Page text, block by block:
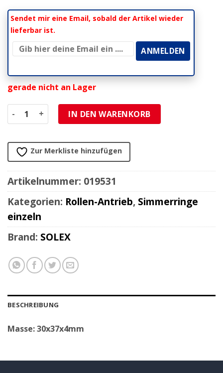
Sendet mir eine Email, sobald der Artikel wieder
lieferbar ist.
gerade nicht an Lager
Simmerring Solex 30x37x4mm (1 Stück) Menge
IN DEN WARENKORB
Zur Merkliste hinzufügen
Artikelnummer: 019531
Kategorien: Rollen-Antrieb, Simmerringe
einzeln
Brand: SOLEX
BESCHREIBUNG
Masse: 30x37x4mm